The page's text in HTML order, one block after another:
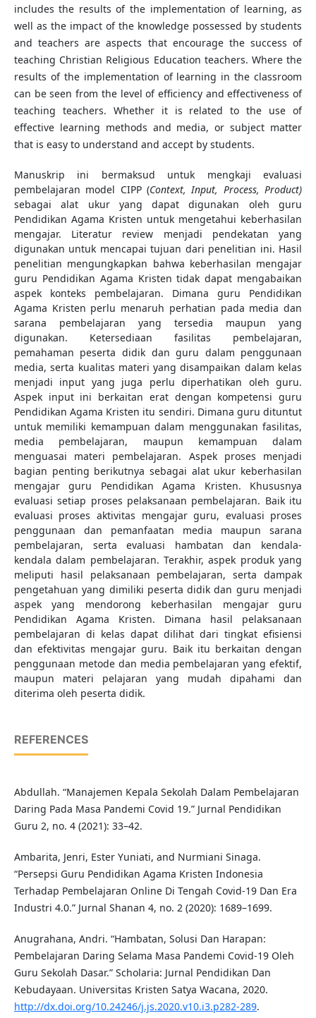
includes the results of the implementation of learning, as
well as the impact of the knowledge possessed by students
and teachers are aspects that encourage the success of
teaching Christian Religious Education teachers. Where the
results of the implementation of learning in the classroom
can be seen from the level of efficiency and effectiveness of
teaching teachers. Whether it is related to the use of
effective learning methods and media, or subject matter
that is easy to understand and accept by students.
Manuskrip ini bermaksud untuk mengkaji evaluasi
pembelajaran model CIPP (Context, Input, Process, Product)
sebagai alat ukur yang dapat digunakan oleh guru
Pendidikan Agama Kristen untuk mengetahui keberhasilan
mengajar. Literatur review menjadi pendekatan yang
digunakan untuk mencapai tujuan dari penelitian ini. Hasil
penelitian mengungkapkan bahwa keberhasilan mengajar
guru Pendidikan Agama Kristen tidak dapat mengabaikan
aspek konteks pembelajaran. Dimana guru Pendidikan
Agama Kristen perlu menaruh perhatian pada media dan
sarana pembelajaran yang tersedia maupun yang
digunakan. Ketersediaan fasilitas pembelajaran,
pemahaman peserta didik dan guru dalam penggunaan
media, serta kualitas materi yang disampaikan dalam kelas
menjadi input yang juga perlu diperhatikan oleh guru.
Aspek input ini berkaitan erat dengan kompetensi guru
Pendidikan Agama Kristen itu sendiri. Dimana guru dituntut
untuk memiliki kemampuan dalam menggunakan fasilitas,
media pembelajaran, maupun kemampuan dalam
menguasai materi pembelajaran. Aspek proses menjadi
bagian penting berikutnya sebagai alat ukur keberhasilan
mengajar guru Pendidikan Agama Kristen. Khususnya
evaluasi setiap proses pelaksanaan pembelajaran. Baik itu
evaluasi proses aktivitas mengajar guru, evaluasi proses
penggunaan dan pemanfaatan media maupun sarana
pembelajaran, serta evaluasi hambatan dan kendala-
kendala dalam pembelajaran. Terakhir, aspek produk yang
meliputi
hasil pelaksanaan pembelajaran, serta dampak
pengetahuan yang dimiliki peserta didik dan guru menjadi
aspek yang mendorong keberhasilan mengajar guru
Pendidikan Agama Kristen. Dimana hasil pelaksanaan
pembelajaran di kelas dapat dilihat dari tingkat efisiensi
dan efektivitas mengajar guru. Baik itu berkaitan dengan
penggunaan metode dan media pembelajaran yang efektif,
maupun materi pelajaran yang mudah dipahami dan
diterima oleh peserta didik.
REFERENCES
Abdullah. “Manajemen Kepala Sekolah Dalam Pembelajaran
Daring Pada Masa Pandemi Covid 19.” Jurnal Pendidikan
Guru 2, no. 4 (2021): 33–42.
Ambarita, Jenri, Ester Yuniati, and Nurmiani Sinaga.
“Persepsi Guru Pendidikan Agama Kristen Indonesia
Terhadap Pembelajaran Online Di Tengah Covid-19 Dan Era
Industri 4.0.” Jurnal Shanan 4, no. 2 (2020): 1689–1699.
Anugrahana, Andri. “Hambatan, Solusi Dan Harapan:
Pembelajaran Daring Selama Masa Pandemi Covid-19 Oleh
Guru Sekolah Dasar.” Scholaria: Jurnal Pendidikan Dan
Kebudayaan. Universitas Kristen Satya Wacana, 2020.
http://dx.doi.org/10.24246/j.js.2020.v10.i3.p282-289.